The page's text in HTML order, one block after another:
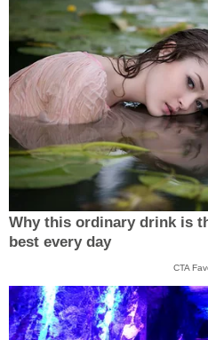
Why this ordinary drink is
best every day
CTA